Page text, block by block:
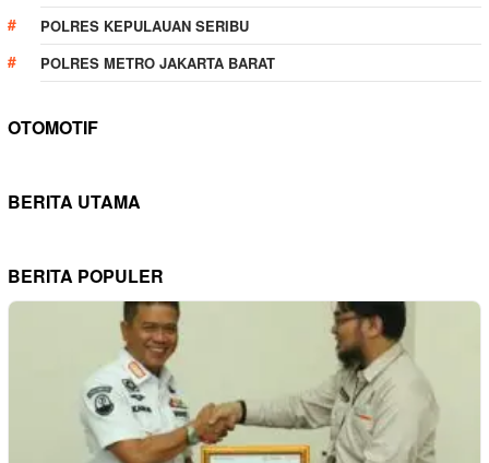
POLRES KEPULAUAN SERIBU
POLRES METRO JAKARTA BARAT
OTOMOTIF
BERITA UTAMA
BERITA POPULER